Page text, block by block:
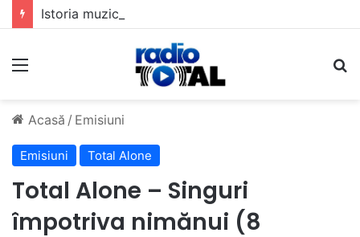
Meniu
Acasă / Emisiuni
Emisiuni Total Alone
Total Alone – Singuri
împotriva nimănui (8